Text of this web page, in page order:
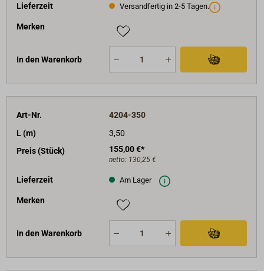
Lieferzeit Versandfertig in 2-5 Tagen.
Merken
In den Warenkorb
Art-Nr.
4204-350
L (m)
3,50
Preis (Stück)
155,00 €*
netto: 130,25 €
Lieferzeit Am Lager
Merken
In den Warenkorb